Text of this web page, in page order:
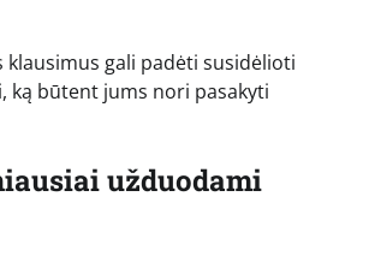
klausimus gali padėti susidėlioti
ką būtent jums nori pasakyti
užduodami